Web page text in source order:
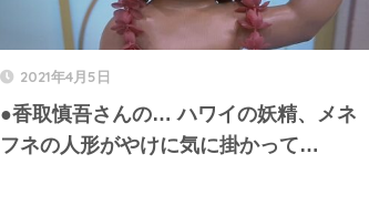
2021年4月5日
●香取慎吾さんの… ハワイの妖精、メネ
フネの人形がやけに気に掛かって…